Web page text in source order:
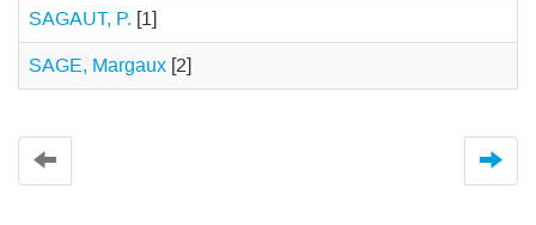
SAGAUT, P. [1]
SAGE, Margaux [2]